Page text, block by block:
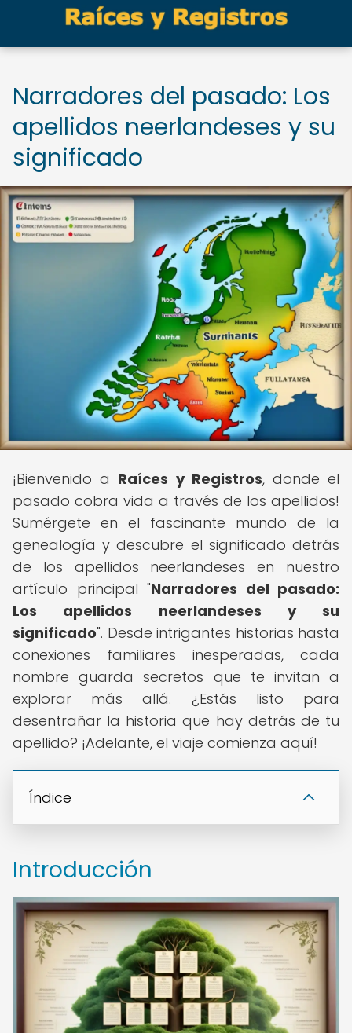
Narradores del pasado: Los
apellidos neerlandeses y su
significado
¡Bienvenido a Raíces y Registros, donde el
pasado cobra vida a través de los apellidos!
Sumérgete en el fascinante mundo de la
genealogía y descubre el significado detrás
de los apellidos neerlandeses en nuestro
artículo principal "Narradores del pasado:
Los apellidos neerlandeses y su
significado". Desde intrigantes historias hasta
conexiones familiares inesperadas, cada
nombre guarda secretos que te invitan a
explorar más allá. ¿Estás listo para
desentrañar la historia que hay detrás de tu
apellido? ¡Adelante, el viaje comienza aquí!
Índice
Introducción